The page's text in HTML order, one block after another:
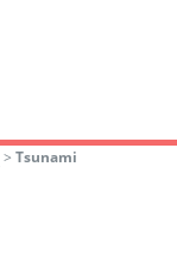
> Tsunami